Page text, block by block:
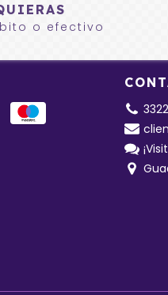
o efectivo